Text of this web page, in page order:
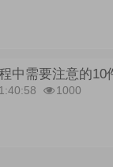
中需要注意的10
1000